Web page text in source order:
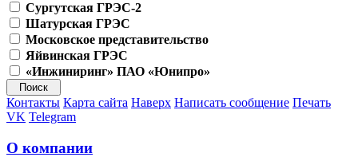
Сургутская ГРЭС-2
Шатурская ГРЭС
Московское представительство
Яйвинская ГРЭС
«Инжиниринг» ПАО «Юнипро»
Контакты Карта сайта Наверх Написать сообщение Печать
VK Telegram
О компании